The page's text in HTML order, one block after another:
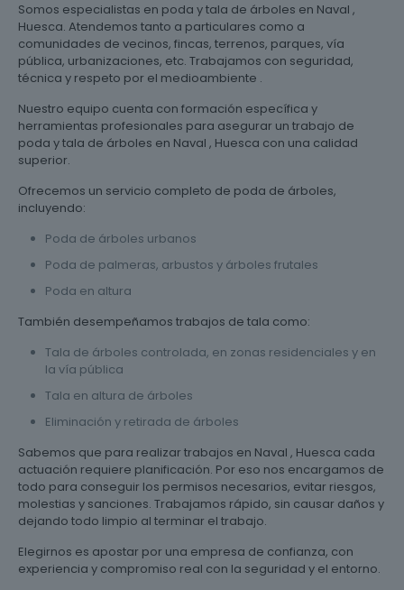
Somos especialistas en poda y tala de árboles en Naval ,
Huesca. Atendemos tanto a particulares como a
comunidades de vecinos, fincas, terrenos, parques, vía
pública, urbanizaciones, etc. Trabajamos con seguridad,
técnica y respeto por el medioambiente .
Nuestro equipo cuenta con formación específica y
herramientas profesionales para asegurar un trabajo de
poda y tala de árboles en Naval , Huesca con una calidad
superior.
Ofrecemos un servicio completo de poda de árboles,
incluyendo:
Poda de árboles urbanos
Poda de palmeras, arbustos y árboles frutales
Poda en altura
También desempeñamos trabajos de tala como:
Tala de árboles controlada, en zonas residenciales y en
la vía pública
Tala en altura de árboles
Eliminación y retirada de árboles
Sabemos que para realizar trabajos en Naval , Huesca cada
actuación requiere planificación. Por eso nos encargamos de
todo para conseguir los permisos necesarios, evitar riesgos,
molestias y sanciones. Trabajamos rápido, sin causar daños y
dejando todo limpio al terminar el trabajo.
Elegirnos es apostar por una empresa de confianza, con
experiencia y compromiso real con la seguridad y el entorno.